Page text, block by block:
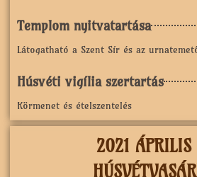
Templom nyitvatartása
Látogatható a Szent Sír és az
Húsvéti vigília szertartás
Körmenet és ételszentelés
2021